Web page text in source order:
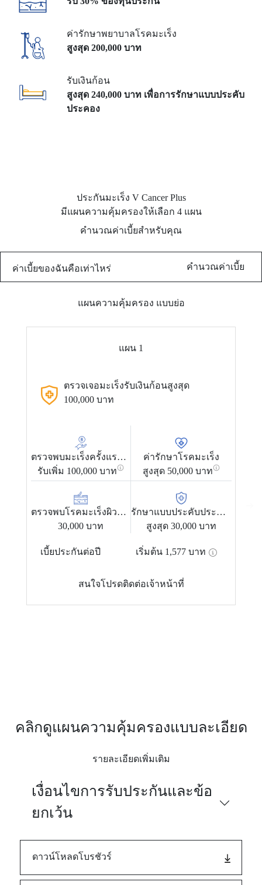
ค่ารักษาพยาบาลโรคมะเร็ง
สูงสุด 200,000 บาท
รับเงินก้อน
สูงสุด 240,000 บาท เพื่อการรักษาแบบประคับ
ประคอง
ประกันมะเร็ง V Cancer Plus
มีแผนความคุ้มครองให้เลือก 4 แผน
คำนวณค่าเบี้ยสำหรับคุณ
ค่าเบี้ยของฉันคือเท่าไหร่ คำนวณค่าเบี้ย
แผนความคุ้มครอง แบบย่อ
แผน 1
ตรวจเจอมะเร็งรับเงินก้อนสูงสุด
100,000 บาท
ตรวจพบมะเร็งครั้งแรกเฉพาะเพศ
รับเพิ่ม 100,000 บาท
ค่ารักษาโรคมะเร็ง
สูงสุด 50,000 บาท
ตรวจพบโรคมะเร็งผิวหนัง
30,000 บาท
รักษาแบบประคับประคอง
สูงสุด 30,000 บาท
เบี้ยประกันต่อปี เริ่มต้น 1,577 บาท
สนใจโปรดติดต่อเจ้าหน้าที่
คลิกดูแผนความคุ้มครองแบบละเอียด
รายละเอียดเพิ่มเติม
เงื่อนไขการรับประกันและข้อ
ยกเว้น
ดาวน์โหลดโบรชัวร์